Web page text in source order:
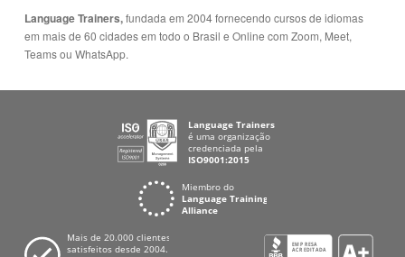
Language Trainers,fundada em 2004 fornecendo cursos de idiomas
em mais de 60 cidades em todo o Brasil e Online com Zoom, Meet,
Teams ou WhatsApp.